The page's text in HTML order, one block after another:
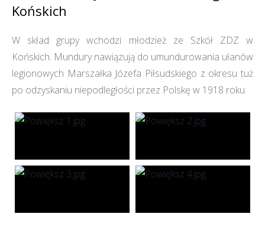
Końskich
W skład grupy wchodzi młodzież ze Szkół ZDZ w
Końskich. Mundury nawiązują do umundurowania ułanów
legionowych Marszałka Józefa Piłsudskiego z okresu tuż
po odzyskaniu niepodległości przez Polskę w 1918 roku.